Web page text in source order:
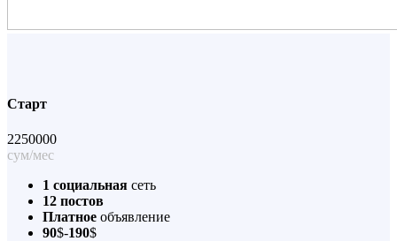
Старт
2250000
сум/мес
1 социальная сеть
12 постов
Платное объявление
90$-190$